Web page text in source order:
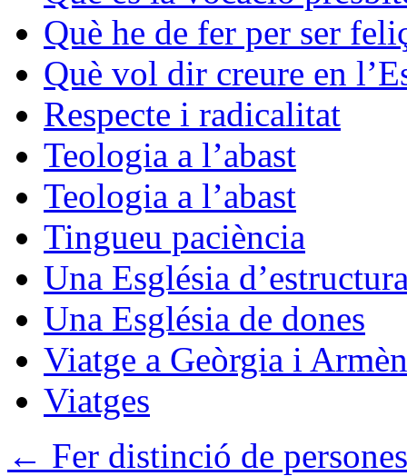
Què he de fer per ser
Què vol dir creure en
Respecte i radicalitat
Teologia a l’abast
Teologia a l’abast
Tingueu paciència
Una Església
Una Església de dones
Viatge a Geòrgia i
Viatges
← Fer distinció de persones